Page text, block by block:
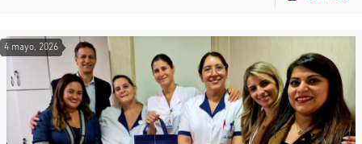
4 mayo, 2026